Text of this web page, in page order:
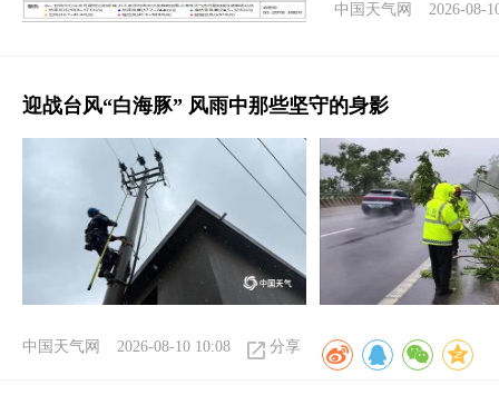
中国天气网 2026-08-
迎战台风“白海豚” 风雨中那些坚守的身影
中国天气网 2026-08-10 10:08 分享